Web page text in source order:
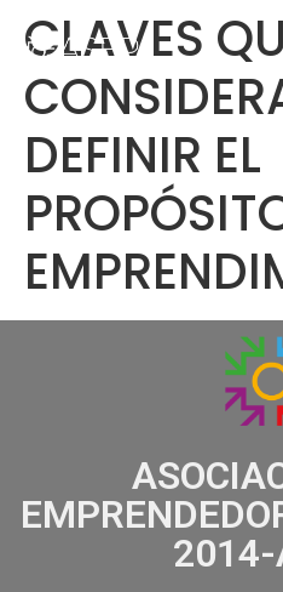
CLAVES
DEFINIR EL
2014-